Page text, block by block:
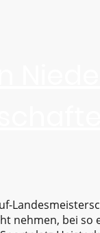
nehmen, bei